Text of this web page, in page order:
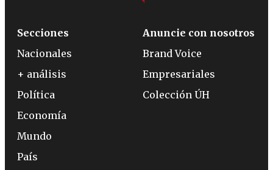
Secciones
Nacionales
+ análisis
Política
Economía
Mundo
País
Anuncie con nosotros
Brand Voice
Empresariales
Colección ÚH